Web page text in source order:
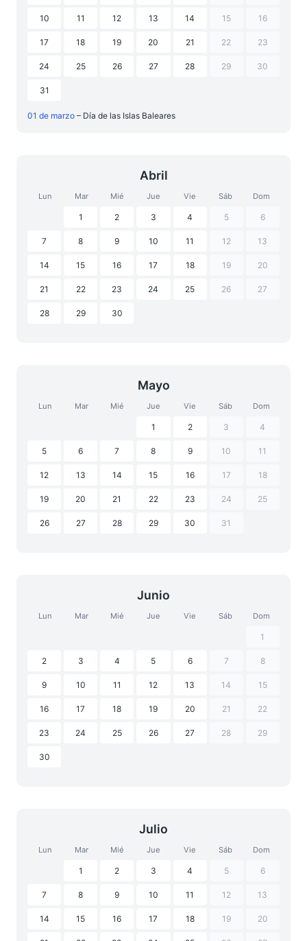
10 11 12 13 14 15 16
17 18 19 20 21 22 23
24 25 26 27 28 29 30
31
01 de marzo – Día de las Islas Baleares
Abril
Lun Mar Mié Jue Vie Sáb Dom
1 2 3 4 5 6
7 8 9 10 11 12 13
14 15 16 17 18 19 20
21 22 23 24 25 26 27
28 29 30
Mayo
Lun Mar Mié Jue Vie Sáb Dom
1 2 3 4
5 6 7 8 9 10 11
12 13 14 15 16 17 18
19 20 21 22 23 24 25
26 27 28 29 30 31
Junio
Lun Mar Mié Jue Vie Sáb Dom
1
2 3 4 5 6 7 8
9 10 11 12 13 14 15
16 17 18 19 20 21 22
23 24 25 26 27 28 29
30
Julio
Lun Mar Mié Jue Vie Sáb Dom
1 2 3 4 5 6
7 8 9 10 11 12 13
14 15 16 17 18 19 20